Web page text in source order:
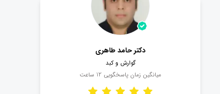
دکتر حامد طاهری
گوارش و کبد
میانگین زمان پاسخگویی 12 ساعت